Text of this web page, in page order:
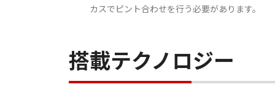
カスでピント合わせを行う必要があります。
搭載テクノロジー